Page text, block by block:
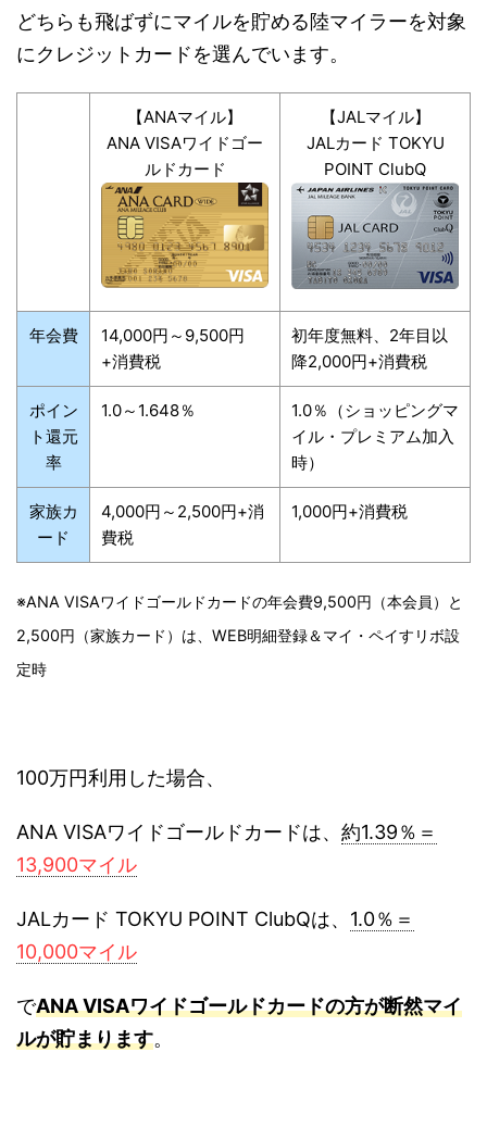
どちらも飛ばずにマイルを貯める陸マイラーを対象
にクレジットカードを選んでいます。
【ANAマイル】
ANA VISAワイドゴー
ルドカード
【JALマイル】
JALカード TOKYU
POINT ClubQ
年会費
14,000円～9,500円
+消費税
初年度無料、2年目以
降2,000円+消費税
ポイン
ト還元
率
1.0～1.648％
1.0％（ショッピングマ
イル・プレミアム加入
時）
家族カ
ード
4,000円～2,500円+消
費税
1,000円+消費税
※ANA VISAワイドゴールドカードの年会費9,500円（本会員）と
2,500円（家族カード）は、WEB明細登録＆マイ・ペイすリボ設
定時
100万円利用した場合、
ANA VISAワイドゴールドカードは、 約1.39％＝
13,900マイル
JALカード TOKYU POINT ClubQは、 1.0％＝
10,000マイル
でANA VISAワイドゴールドカードの方が断然マイ
ルが貯まります。